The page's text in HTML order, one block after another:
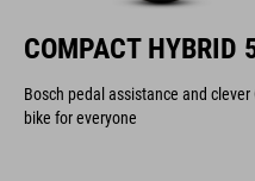
COMPACT HYBRID
Bosch pedal assistance and
bike for everyone